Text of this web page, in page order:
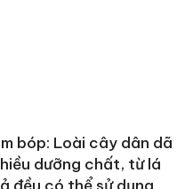
bóp: Loài cây dân dã
dưỡng chất, từ lá
đều có thể sử dụng